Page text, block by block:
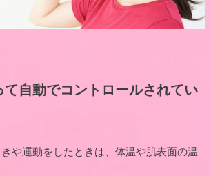
て自動でコントロールされてい
や運動をしたときは、体温や肌表面の温